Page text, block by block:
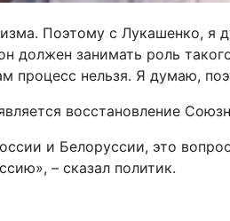
Поэтому с Лукашенко,
должен занимать роль
процесс нельзя. Я думаю,
восстановление
и Белоруссии, это
– сказал политик.